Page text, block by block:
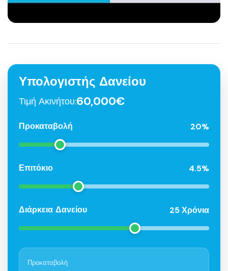
Υπολογιστής Δανείου
Τιμή Ακινήτου:60,000€
Προκαταβολή 20%
Επιτόκιο 4.5%
Διάρκεια Δανείου 25 Χρόνια
Προκαταβολή